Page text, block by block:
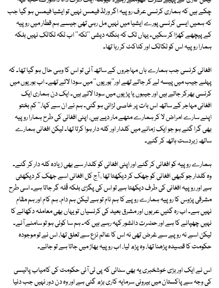
چکے ہیں کہ ہماری کرنسی عرف روپیہ اگر ورلڈ فیمس نہیں تو ایشیا فیمس ہو گیا جب
کہ ہمیں ایسی کرنسی پورے ایشیا میں نہیں مل رہی تھی جیسے ہم قطار میں روپیہ
کے پیچھے کھڑا کر سکیں۔ یہاں تک کہ بنگلہ دیشی ''ٹکہ'' اب ٹکہ ٹکاٹک نہیں بلکہ
ہمارا روپیہ اس کو ٹکاٹک اور کٹاکٹ کر رہا تھا۔
افغانی کرنسی جب ہمارے ہاں مہاجروں کے ساتھ آئی تو اس کا وہی حال ہو گیا تھا۔ کہ
پہلے جیب میں پیسہ لے کر جاتے تھے اور''بوریوں'' میں سودا لاتے تھے۔ اب بوریوں میں
کرنسی بھرکر جاتے ہیں اور جیبوں یا پڑیوں میں سودا لاتے ہیں۔ ایک دن ہماری ایک
افغانی مہاجر کے ساتھ اس بات پر خاصی لڑائی ہو گئی۔ ہم نے ان سے کہا،'' کم بختو
اپنے سارے امراض لا کر ہمارے متھے مار دیے ہیں، اپنی افغانی کی طرح ہمارا روپیہ
بھی گرا گئے ہو جو ایک زمانے میں کلدار اور کلہ دار ہوا کرتا تھا۔ لیکن افغانی ہمارے
ساتھ زبردست ہاتھ کر گئے۔
ہمارے روپیہ کو افغانی کر گئے اور اپنی افغانی کو کلدار سے بھی زیادہ کلہ دار کر گئے۔
وہ کلدار جو کبھی افغانی کو جھک کر دیکھتا تھا ، آج کل افغانی اسے جھک کر دیکھتی
ہے اور روپیہ افغانی کی طرف دیکھتا ہے تو اس کی پگڑی بلکہ قُلہ گر جاتا ہے۔ اسی طرح
مشرقی پڑوس کا روپیہ ہمارے روپے کا ہم نام تو ہے لیکن ہم دام، ہم کام اور ہم مقام
نہیں ہے۔ اب رہ گئیں عربوں اور مشرق بعید کی کرنسیاں تو یہاں بھی معاملہ دکھانے کا
نہیں چھپانے کا ہے اور حضرت دانشور کہہ رہے ہیں کہ۔ ہم سا کوئی ہو تو سامنے آئے۔
لیکن اسے نہ روپے سے غرض تھی نہ اس کا عالم نزع سے تعلق تھا، اس نے تو موجودہ
حکومت کا قصیدہ پڑھنا تھا، وہ پڑھ لیا، اب روپیہ بھاڑ میں جاتا ہے تو جائے۔
اس نے ایک اور بڑی خوشخبری یہ بھی سنائی کہ پی ٹی آئی حکومت کی کامیاب پالیسی
کی وجہ سے پاکستان میں بیرونی سرمایہ کاری بڑھ گئی ہے اور وہ دن دور نہیں جب دنیا